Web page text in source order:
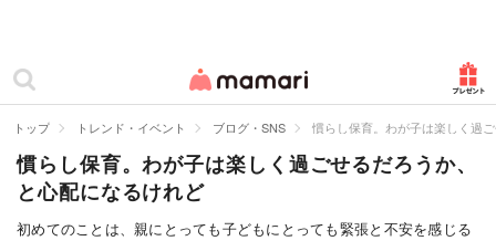
ママリ
カテゴリー一覧
妊娠
出産
トップ トレンド・イベント ブログ・SNS 慣らし保育。わが子は楽しく過
慣らし保育。わが子は楽しく過ごせるだろうか、
と心配になるけれど
初めてのことは、親にとっても子どもにとっても緊張と不安を感じる